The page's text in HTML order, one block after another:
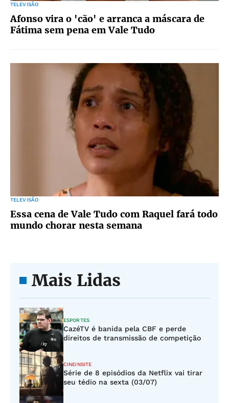
TELEVISÃO
Afonso vira o 'cão' e arranca a máscara de
Fátima sem pena em Vale Tudo
TELEVISÃO
Essa cena de Vale Tudo com Raquel fará todo
mundo chorar nesta semana
Mais Lidas
ESPORTES
CazéTV é banida pela CBF e perde
direitos de transmissão de competição
CINEINSITE
Série de 8 episódios da Netflix vai tirar
seu tédio na sexta (03/07)